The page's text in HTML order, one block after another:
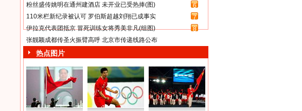
粉丝盛传姚明在通州建酒店 未开业已受热捧(图)
6
110米栏新纪录被认可 罗伯斯超越刘翔已成事实
7
伊拉克代表团抵京 冒死训练女将秀美非凡(组图)
8
张靓颖成都传圣火振臂高呼 北京市传递线路公布
热点图片